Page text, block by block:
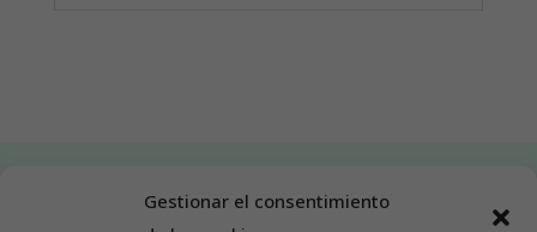
Gestionar el consentimiento